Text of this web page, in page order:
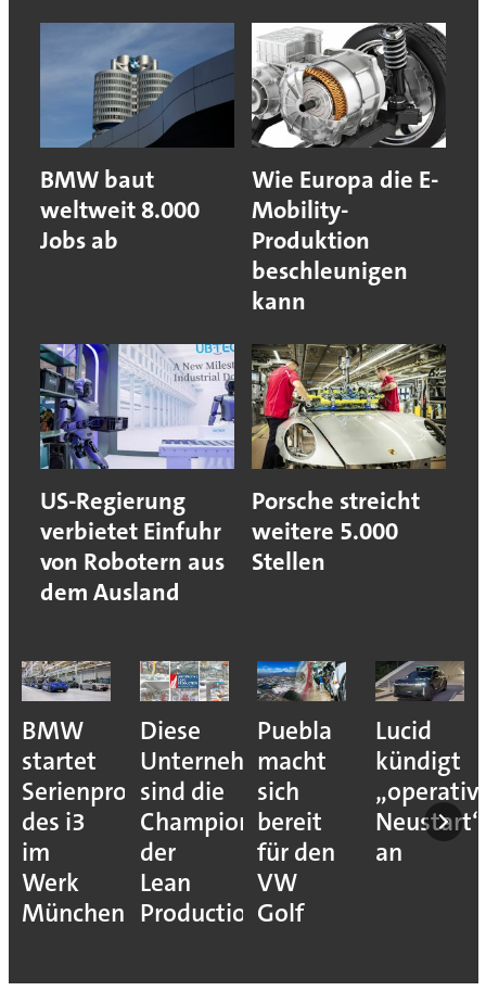
BMW baut
weltweit 8.000
Jobs ab
Wie Europa die E-
Mobility-
Produktion
beschleunigen
kann
US-Regierung
verbietet Einfuhr
von Robotern aus
dem Ausland
Porsche streicht
weitere 5.000
Stellen
BMW
startet
Serienproduktion
des i3
im
Werk
München
Diese
Unternehmen
sind die
Champions
der
Lean
Production
Puebla
macht
sich
bereit
für den
VW
Golf
Lucid
kündigt
Neustart“
an